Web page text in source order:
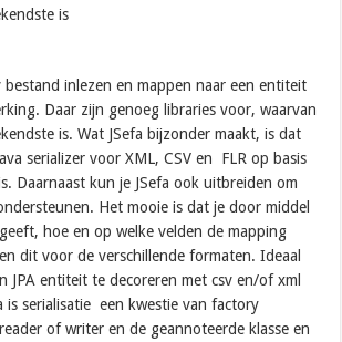
is
bestand inlezen en mappen naar een entiteit
Daar zijn genoeg libraries voor, waarvan
is. Wat JSefa bijzonder maakt, is dat
serializer voor XML, CSV en FLR op basis
Daarnaast kun je JSefa ook uitbreiden om
Het mooie is dat je door middel
hoe en op welke velden de mapping
dit voor de verschillende formaten. Ideaal
JPA entiteit te decoreren met csv en/of xml
is serialisatie een kwestie van factory
of writer en de geannoteerde klasse en